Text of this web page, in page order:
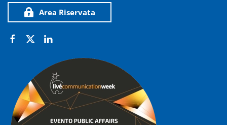
Area Riservata